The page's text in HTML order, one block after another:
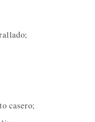
casero;